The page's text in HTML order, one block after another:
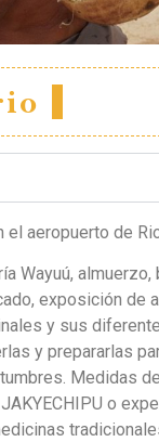
aeropuerto de
Wayuú,
exposición de
y sus
y prepararlas
Medidas
o